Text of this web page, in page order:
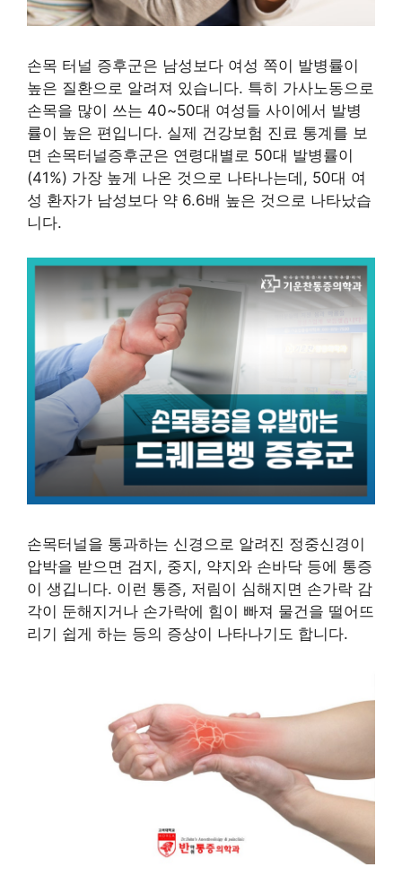
손목 터널 증후군은 남성보다 여성 쪽이 발병률이
높은 질환으로 알려져 있습니다. 특히 가사노동으로
손목을 많이 쓰는 40~50대 여성들 사이에서 발병
률이 높은 편입니다. 실제 건강보험 진료 통계를 보
면 손목터널증후군은 연령대별로 50대 발병률이
(41%) 가장 높게 나온 것으로 나타나는데, 50대 여
성 환자가 남성보다 약 6.6배 높은 것으로 나타났습
니다.
손목터널을 통과하는 신경으로 알려진 정중신경이
압박을 받으면 검지, 중지, 약지와 손바닥 등에 통증
이 생깁니다. 이런 통증, 저림이 심해지면 손가락 감
각이 둔해지거나 손가락에 힘이 빠져 물건을 떨어뜨
리기 쉽게 하는 등의 증상이 나타나기도 합니다.